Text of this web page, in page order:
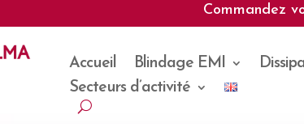
Commandez
Accueil Blindage EMI
Secteurs d’activité